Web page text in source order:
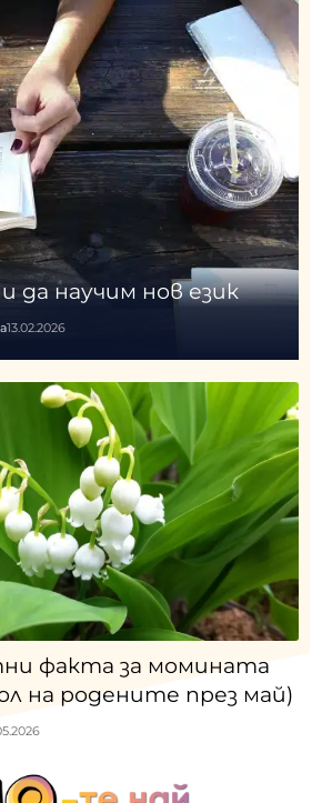
да научим нов език
13.02.2026
факта за момината
на родените през май)